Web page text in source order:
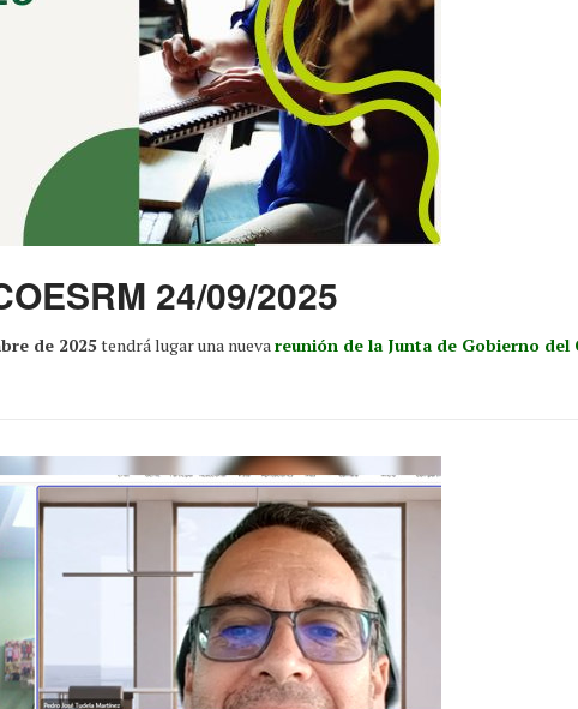
24/09/2025
de 2025tendrá lugar una nuevareunión de la Junta de Gobierno del